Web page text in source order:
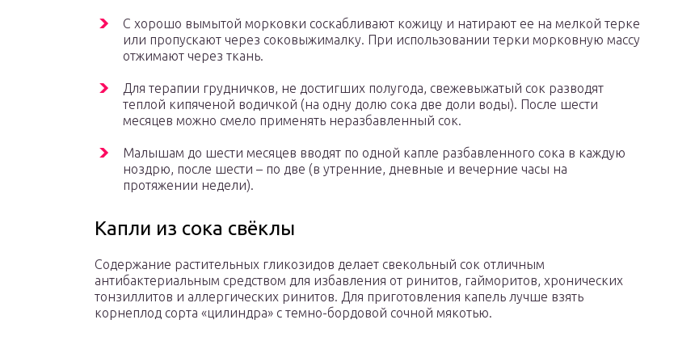
С хорошо вымытой морковки соскабливают кожицу и натирают ее на мелкой терке
или пропускают через соковыжималку. При использовании терки морковную массу
отжимают через ткань.
Для терапии грудничков, не достигших полугода, свежевыжатый сок разводят
теплой кипяченой водичкой (на одну долю сока две доли воды). После шести
месяцев можно смело применять неразбавленный сок.
Малышам до шести месяцев вводят по одной капле разбавленного сока в каждую
ноздрю, после шести – по две (в утренние, дневные и вечерние часы на
протяжении недели).
Капли из сока свёклы
Содержание растительных гликозидов делает свекольный сок отличным
антибактериальным средством для избавления от ринитов, гайморитов, хронических
тонзиллитов и аллергических ринитов. Для приготовления капель лучше взять
корнеплод сорта «цилиндра» с темно-бордовой сочной мякотью.